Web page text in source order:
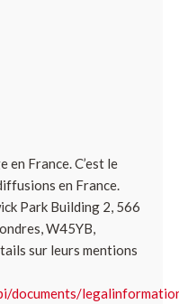
en France. C’est le
en France.
Park Building 2, 566
W45YB,
sur leurs mentions
documents/